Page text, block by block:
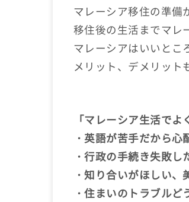
マレーシア移住の準備
移住後の生活までマレ
マレーシアはいいとこ
メリット、デメリット
「マレーシア生活でよ
・英語が苦手だから心
・行政の手続き失敗し
・知り合いがほしい、
・住まいのトラブルど